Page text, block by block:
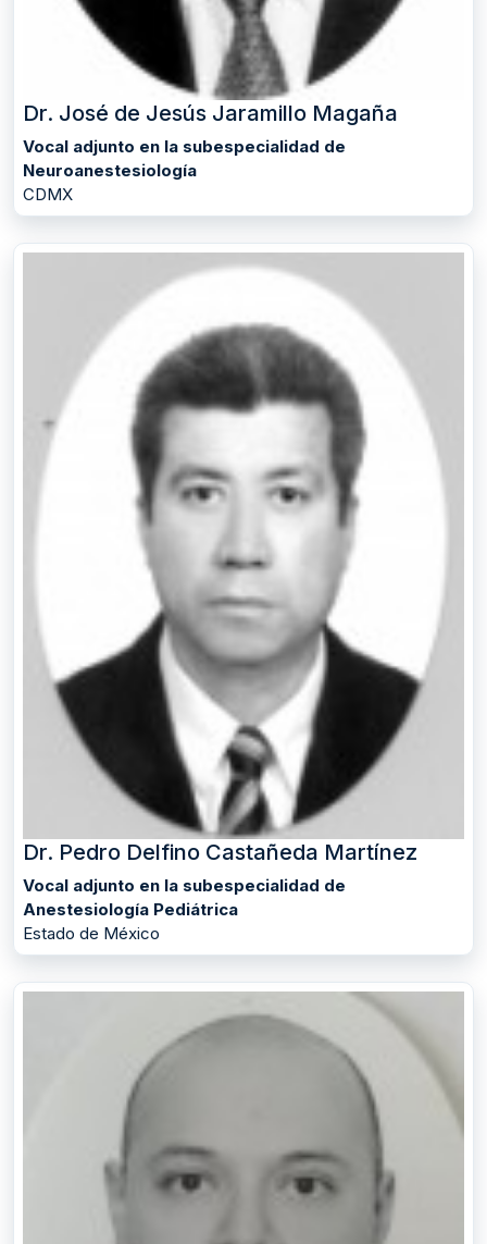
Dr. José de Jesús Jaramillo Magaña
Vocal adjunto en la subespecialidad de
Neuroanestesiología
CDMX
Dr. Pedro Delfino Castañeda Martínez
Vocal adjunto en la subespecialidad de
Anestesiología Pediátrica
Estado de México